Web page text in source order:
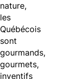
nature,
les
Québécois
sont
gourmands,
gourmets,
inventifs